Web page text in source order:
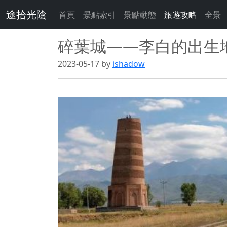
途拾光陰 首頁 景點索引 景點動態 旅遊攻略 全景
碎葉城——李白的出生
2023-05-17 by ishadow